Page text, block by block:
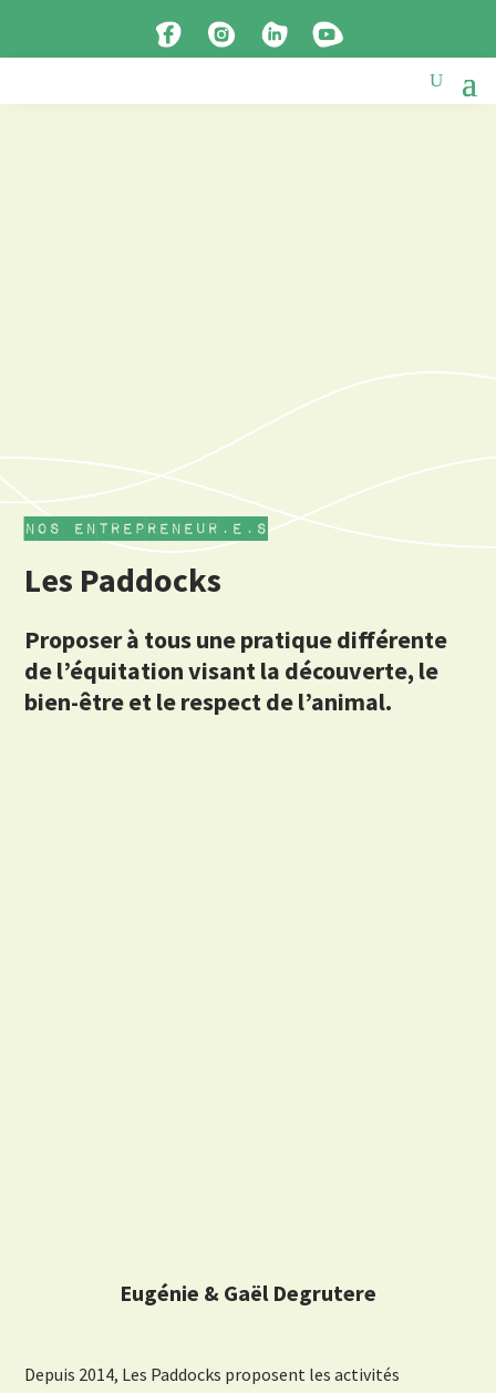
nos entrepreneur.e.s
Les Paddocks
Proposer à tous une pratique différente
de l’équitation visant la découverte, le
bien-être et le respect de l’animal.
Eugénie & Gaël Degrutere
Depuis 2014, Les Paddocks proposent les activités